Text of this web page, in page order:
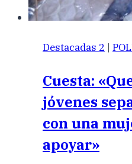
Destacadas 2 |
Cuesta:
jóvenes
con una
apoyar»